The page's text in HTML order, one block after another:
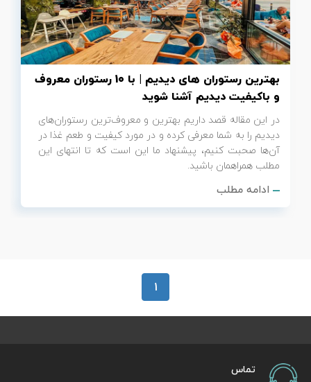
بهترین رستوران‌ های دیدیم | با 10 رستوران معروف
و باکیفیت دیدیم آشنا شوید
در این مقاله قصد داریم بهترین و معروف‌ترین رستوران‌های
دیدیم را به شما معرفی کرده و در مورد کیفیت و طعم غذا در
آن‌ها صحبت کنیم، پیشنهاد ما این است که تا انتهای این
مطلب همراهمان باشید.
ادامه مطلب
1
تماس
تور سوباتان
تور چابهار
تور مرداب هسل
تور کاشان
تور اصفهان